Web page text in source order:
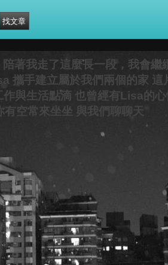
著我走了這麼長一段，我會
攜手建立屬於我們兩個的家
與生活點滴 也曾經有Lisa的心
空常來坐坐 與我們聊聊天